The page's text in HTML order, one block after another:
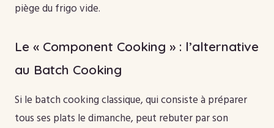
piège du frigo vide.
Le « Component Cooking » : l’alternative
au Batch Cooking
Si le batch cooking classique, qui consiste à préparer
tous ses plats le dimanche, peut rebuter par son